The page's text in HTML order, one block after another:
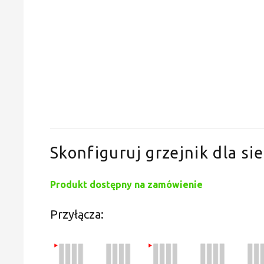
Skonfiguruj grzejnik dla
Produkt dostępny na zamówienie
Przyłącza: